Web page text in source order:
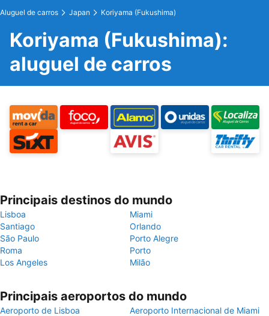
Aluguel de carros Japan Koriyama (Fukushima)
Koriyama (Fukushima):
aluguel de carros
Principais destinos do mundo
Lisboa
Miami
Santiago
Orlando
São Paulo
Porto Alegre
Roma
Porto
Los Angeles
Milão
Principais aeroportos do mundo
Aeroporto de Lisboa
Aeroporto Internacional de Miami